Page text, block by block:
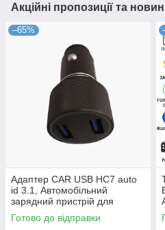
Акційні пропозиції та
–65%
Адаптер CAR USB HC7 auto
id 3.1, Автомобільний
зарядний пристрій для
телефону, навігатора,
камери
Готово до відправки